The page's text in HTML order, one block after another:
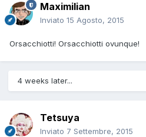
Maximilian
Inviato 15 Agosto, 2015
Orsacchiotti! Orsacchiotti ovunque!
4 weeks later...
Tetsuya
Inviato 7 Settembre, 2015